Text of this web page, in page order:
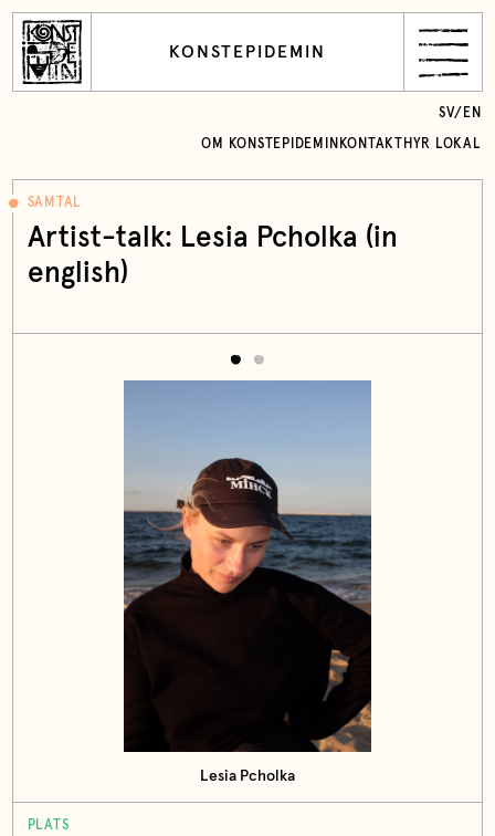
KONSTEPIDEMIN
OM KONSTEPIDEMIN KONTAKT HYR LOKAL
SV/ EN
SAMTAL
Artist-talk: Lesia Pcholka (in
english)
Lesia Pcholka
PLATS